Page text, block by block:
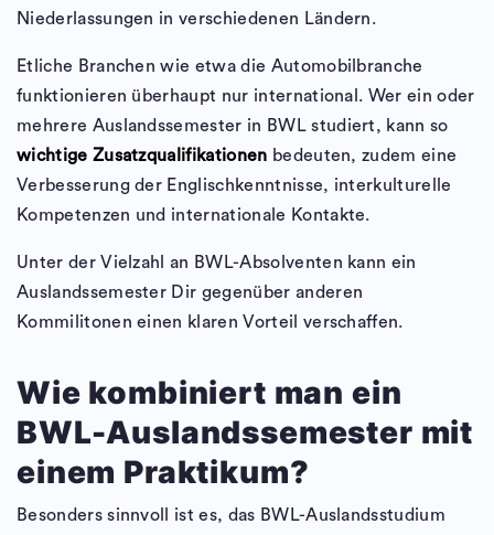
Niederlassungen in verschiedenen Ländern.
Etliche Branchen wie etwa die Automobilbranche
funktionieren überhaupt nur international. Wer ein oder
mehrere Auslandssemester in BWL studiert, kann so
wichtige Zusatzqualifikationen bedeuten, zudem eine
Verbesserung der Englischkenntnisse, interkulturelle
Kompetenzen und internationale Kontakte.
Unter der Vielzahl an BWL-Absolventen kann ein
Auslandssemester Dir gegenüber anderen
Kommilitonen einen klaren Vorteil verschaffen.
Wie kombiniert man ein
BWL-Auslandssemester mit
einem Praktikum?
Besonders sinnvoll ist es, das BWL-Auslandsstudium